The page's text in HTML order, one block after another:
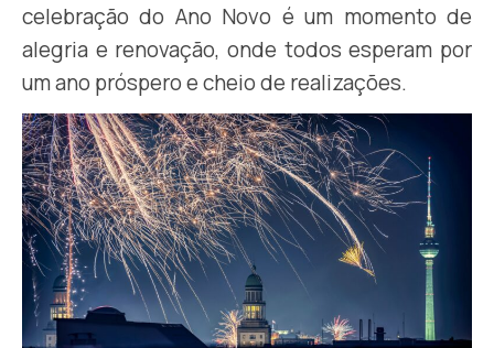
celebração do Ano Novo é um momento de
alegria e renovação, onde todos esperam por
um ano próspero e cheio de realizações.